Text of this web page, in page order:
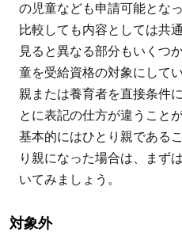
の児童なども申請可能とな
比較しても内容としては共
見ると異なる部分もいくつ
童を受給資格の対象にして
親または養育者を直接条件
とに表記の仕方が違うこと
基本的にはひとり親である
り親になった場合は、まず
いてみましょう。
対象外